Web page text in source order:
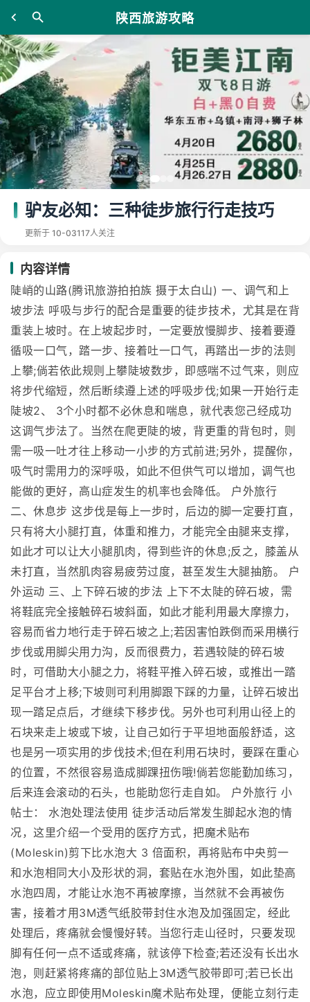
陕西旅游攻略
驴友必知：三种徒步旅行行走技巧
更新于 10-03117人关注
内容详情
陡峭的山路(腾讯旅游拍拍族 摄于太白山) 一、调气和上
坡步法 呼吸与步行的配合是重要的徒步技术，尤其是在背
重装上坡时。在上坡起步时，一定要放慢脚步、接着要遵
循吸一口气，踏一步、接着吐一口气，再踏出一步的法则
上攀;倘若依此规则上攀陡坡数步，即感喘不过气来，则应
将步代缩短，然后断续遵上述的呼吸步伐;如果一开始行走
陡坡2、 3个小时都不必休息和喘息，就代表您己经成功
这调气步法了。当然在爬更陡的坡，背更重的背包时，则
需一吸一吐才往上移动一小步的方式前进;另外，提醒你，
吸气时需用力的深呼吸，如此不但供气可以增加，调气也
能做的更好，高山症发生的机率也会降低。 户外旅行
二、休息步 这步伐是每上一步时，后边的脚一定要打直，
只有将大小腿打直，体重和推力，才能完全由腿来支撑，
如此才可以让大小腿肌肉，得到些许的休息;反之，膝盖从
未打直，当然肌肉容易疲劳过度，甚至发生大腿抽筋。 户
外运动 三、上下碎石坡的步法 上下不太陡的碎石坡，需
将鞋底完全接触碎石坡斜面，如此才能利用最大摩擦力，
容易而省力地行走于碎石坡之上;若因害怕跌倒而采用横行
步伐或用脚尖用力沟，反而很费力，若遇较陡的碎石坡
时，可借助大小腿之力，将鞋平推入碎石坡，或推出一踏
足平台才上移;下坡则可利用脚跟下踩的力量，让碎石坡出
现一踏足点后，才继续下移步伐。另外也可利用山径上的
石块来走上坡或下坡，让自己如行于平坦地面般舒适，这
也是另一项实用的步伐技术;但在利用石块时，要踩在重心
的位置，不然很容易造成脚踝扭伤哦!倘若您能勤加练习，
后来连会滚动的石头，也能助您行走自如。 户外旅行 小
帖士： 水泡处理法使用 徒步活动后常发生脚起水泡的情
况，这里介绍一个受用的医疗方式，把魔术贴布
(Moleskin)剪下比水泡大 3 倍面积，再将贴布中央剪一
和水泡相同大小及形状的洞，套贴在水泡外围，如此垫高
水泡四周，才能让水泡不再被摩擦，当然就不会再被伤
害，接着才用3M透气纸胶带封住水泡及加强固定，经此
处理后，疼痛就会慢慢好转。当您行走山径时，只要发现
脚有任何一点不适或疼痛，就该停下检查;若还没有长出水
泡，则赶紧将疼痛的部位贴上3M透气胶带即可;若已长出
水泡，应立即使用Moleskin魔术贴布处理，便能立刻行走